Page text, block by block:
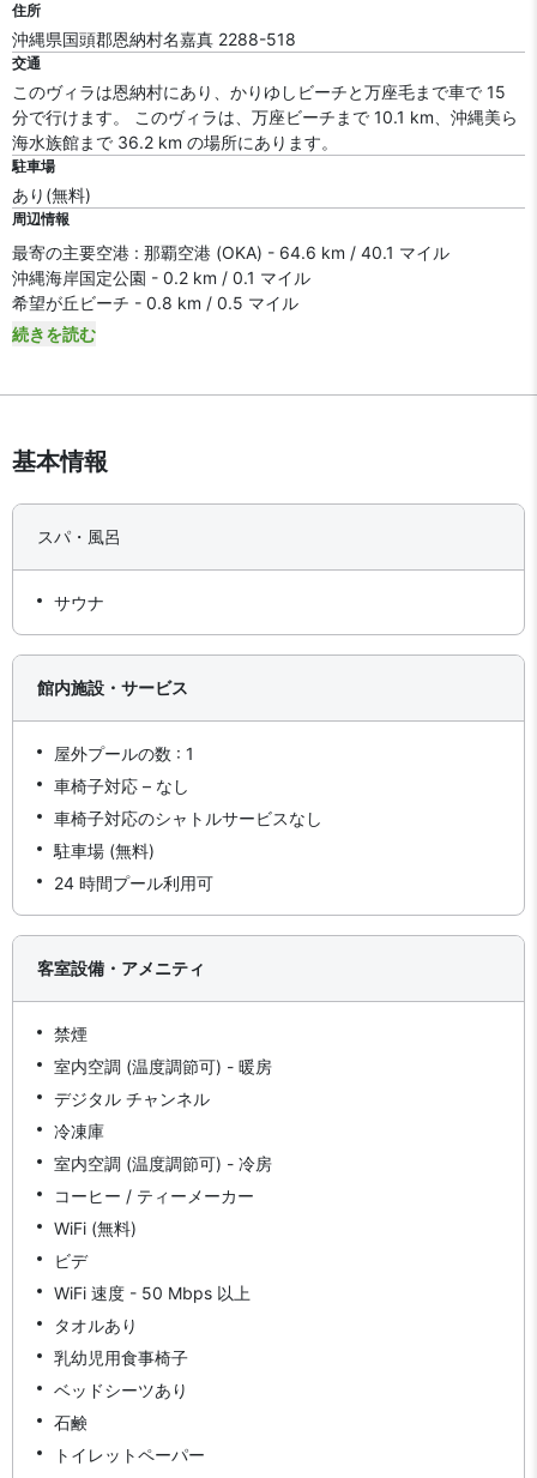
住所
沖縄県国頭郡恩納村名嘉真 2288-518
交通
このヴィラは恩納村にあり、かりゆしビーチと万座毛まで車で 15
分で行けます。 このヴィラは、万座ビーチまで 10.1 km、沖縄美ら
海水族館まで 36.2 km の場所にあります。
駐車場
あり(無料)
周辺情報
最寄の主要空港 : 那覇空港 (OKA) - 64.6 km / 40.1 マイル
沖縄海岸国定公園 - 0.2 km / 0.1 マイル
希望が丘ビーチ - 0.8 km / 0.5 マイル
続きを読む
基本情報
スパ・風呂
サウナ
館内施設・サービス
屋外プールの数 : 1
車椅子対応 – なし
車椅子対応のシャトルサービスなし
駐車場 (無料)
24 時間プール利用可
客室設備・アメニティ
禁煙
室内空調 (温度調節可) - 暖房
デジタル チャンネル
冷凍庫
室内空調 (温度調節可) - 冷房
コーヒー / ティーメーカー
WiFi (無料)
ビデ
WiFi 速度 - 50 Mbps 以上
タオルあり
乳幼児用食事椅子
ベッドシーツあり
石鹸
トイレットペーパー